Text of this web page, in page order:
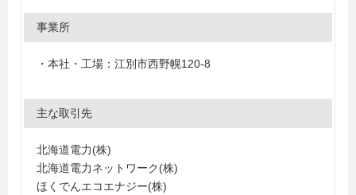
事業所
・本社・工場：江別市西野幌120-8
主な取引先
北海道電力(株)
北海道電力ネットワーク(株)
ほくでんエコエナジー(株)